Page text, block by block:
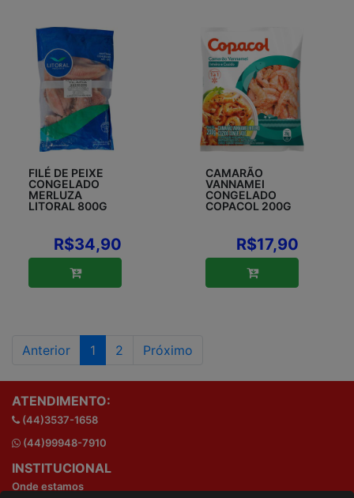
FILÉ DE PEIXE
CONGELADO
MERLUZA
LITORAL 800G
R$34,90
CAMARÃO
VANNAMEI
CONGELADO
COPACOL 200G
R$17,90
Anterior 1 2 Próximo
ATENDIMENTO:
(44)3537-1658
(44)99948-7910
INSTITUCIONAL
Onde estamos